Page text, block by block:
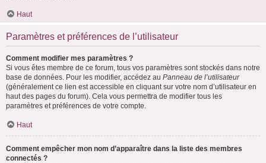
Haut
Paramètres et préférences de l’utilisateur
Comment modifier mes paramètres ?
Si vous êtes membre de ce forum, tous vos paramètres sont stockés dans notre
base de données. Pour les modifier, accédez au Panneau de l’utilisateur
(généralement ce lien est accessible en cliquant sur votre nom d’utilisateur en
haut des pages du forum). Cela vous permettra de modifier tous les
paramètres et préférences de votre compte.
Haut
Comment empêcher mon nom d’apparaître dans la liste des membres
connectés ?